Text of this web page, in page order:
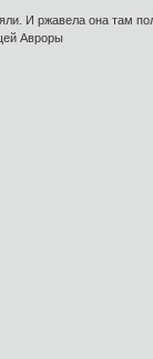
И ржавела она там
Авроры